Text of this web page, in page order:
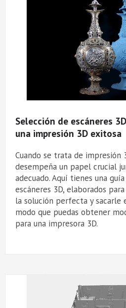
Selección de escáneres
una impresión 3D exitosa
Cuando se trata de impresión
desempeña un papel crucial
adecuado. Aquí tienes una
escáneres 3D, elaborados
la solución perfecta y sacarle
modo que puedas obtener
para una impresora 3D.